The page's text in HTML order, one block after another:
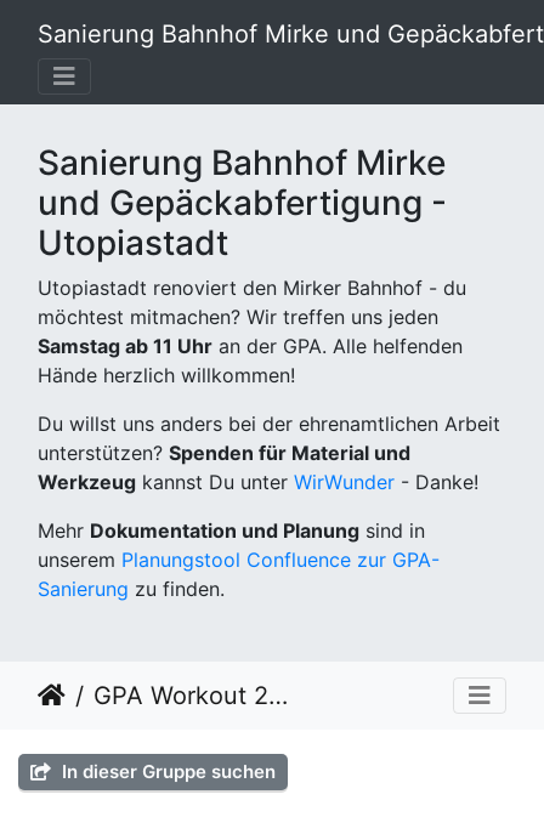
Sanierung Bahnhof Mirke und
Sanierung Bahnhof Mirke
und Gepäckabfertigung -
Utopiastadt
Utopiastadt renoviert den Mirker Bahnhof - du
möchtest mitmachen? Wir treffen uns jeden
Samstag ab 11 Uhr an der GPA. Alle helfenden
Hände herzlich willkommen!
Du willst uns anders bei der ehrenamtlichen Arbeit
unterstützen? Spenden für Material und
Werkzeug kannst Du unter WirWunder - Danke!
Mehr Dokumentation und Planung sind in
unserem Planungstool Confluence zur GPA-
Sanierung zu finden.
GPA Workout 2024 KW 35
In dieser Gruppe suchen